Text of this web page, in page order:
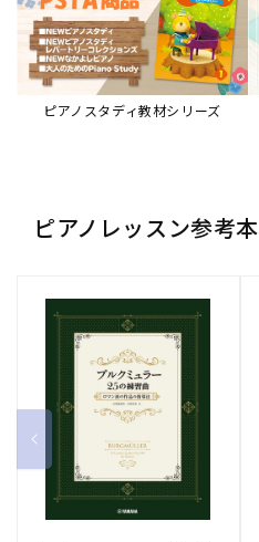
ピアノスタディ教材シリーズ
ピアノレッスン参考本